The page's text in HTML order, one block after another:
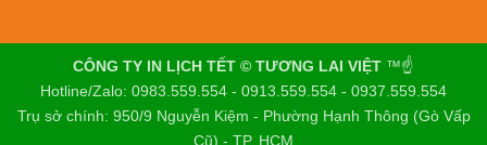
CÔNG TY IN LỊCH TẾT © TƯƠNG LAI VIỆT ™☝️
Hotline/Zalo: 0983.559.554 - 0913.559.554 - 0937.559.554
Trụ sở chính: 950/9 Nguyễn Kiệm - Phường Hạnh Thông (Gò Vấp
Cũ) - TP. HCM